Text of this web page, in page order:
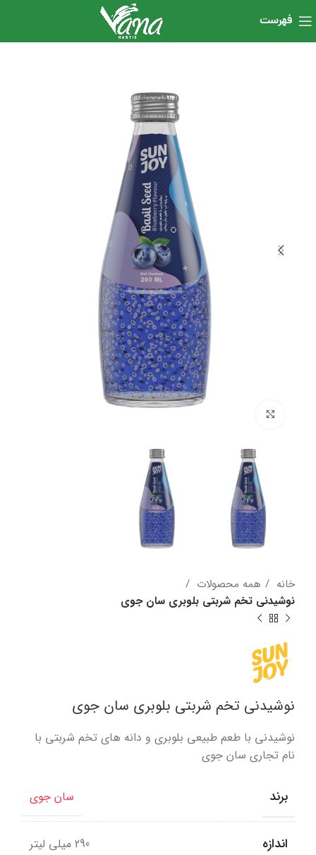
فهرست
خانه
همه محصولات
نوشیدنی تخم شربتی بلوبری سان جوی
نوشیدنی تخم شربتی بلوبری سان جوی
نوشیدنی با طعم طبیعی بلوبری و دانه های تخم شربتی با
نام تجاری سان جوی
برند سان جوی
اندازه 290 میلی لیتر